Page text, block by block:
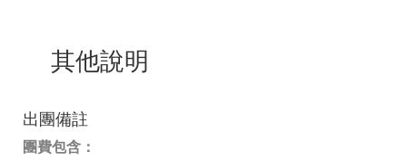
其他說明
出團備註
團費包含：